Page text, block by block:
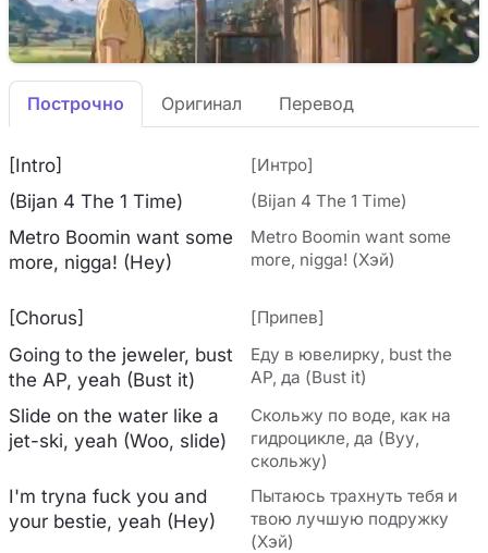
Построчно Оригинал Перевод
[Intro] [Интро]
(Bijan 4 The 1 Time) (Bijan 4 The 1 Time)
Metro Boomin want some
more, nigga! (Hey)
Metro Boomin want some
more, nigga! (Хэй)
[Chorus] [Припев]
Going to the jeweler, bust
the AP, yeah (Bust it)
Еду в ювелирку, bust the
AP, да (Bust it)
Slide on the water like a
jet-ski, yeah (Woo, slide)
Скольжу по воде, как на
гидроцикле, да (Вуу,
скольжу)
I'm tryna fuck you and
your bestie, yeah (Hey)
Пытаюсь трахнуть тебя и
твою лучшую подружку
(Хэй)